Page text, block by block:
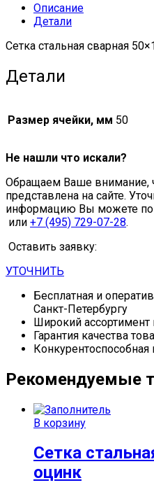
Описание
Детали
Сетка стальная сварная
Детали
Размер ячейки, мм 50
Не нашли что искали?
Обращаем Ваше внимание,
представлена на сайте.
информацию Вы можете по
или +7 (495) 729-07-28.
Оставить заявку:
УТОЧНИТЬ
Бесплатная и
Санкт-Петербургу
Широкий
Гарантия качества
Конкурентоспособная
Рекомендуемые
В корзину
Сетка
оцинк